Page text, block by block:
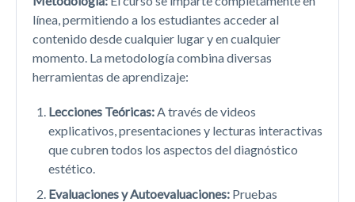
línea, permitiendo a los estudiantes acceder al
contenido desde cualquier lugar y en cualquier
momento. La metodología combina diversas
herramientas de aprendizaje:
Lecciones Teóricas: A través de videos
explicativos, presentaciones y lecturas interactivas
que cubren todos los aspectos del diagnóstico
estético.
Evaluaciones y Autoevaluaciones: Pruebas